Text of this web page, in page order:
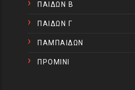
ΠΑΙΔΩΝ Β
ΠΑΙΔΩΝ Γ
ΠΑΜΠΑΙΔΩΝ
ΠΡΟΜΙΝΙ